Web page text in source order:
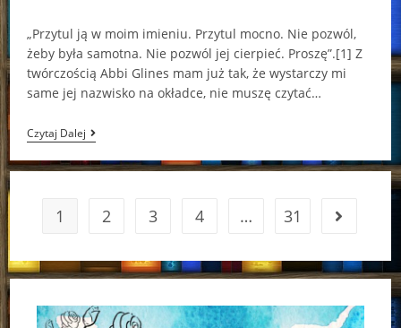
„Przytul ją w moim imieniu. Przytul mocno. Nie pozwól,
żeby była samotna. Nie pozwól jej cierpieć. Proszę”.[1] Z
twórczością Abbi Glines mam już tak, że wystarczy mi
same jej nazwisko na okładce, nie muszę czytać…
Czytaj DalejZawalczyć
O
Szczęście
1 2 3 4 … 31 Go to the